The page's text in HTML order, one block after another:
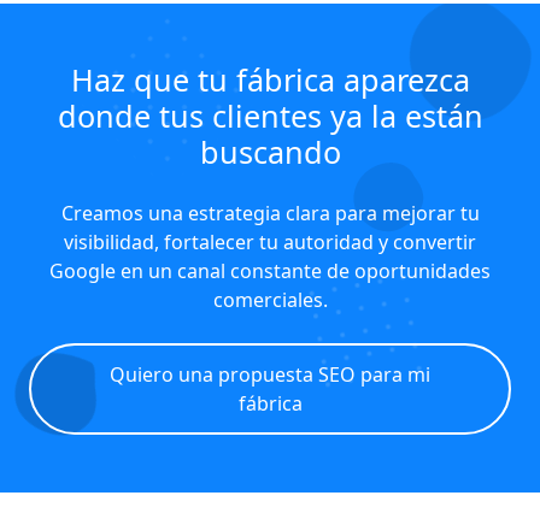
Haz que tu fábrica aparezca
donde tus clientes ya la están
buscando
Creamos una estrategia clara para mejorar tu
visibilidad, fortalecer tu autoridad y convertir
Google en un canal constante de oportunidades
comerciales.
Quiero una propuesta SEO para mi
fábrica